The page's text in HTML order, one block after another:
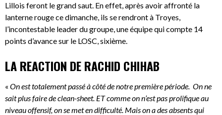
Lillois feront le grand saut. En effet, après avoir affronté la
lanterne rouge ce dimanche, ils se rendront à Troyes,
l’incontestable leader du groupe, une équipe qui compte 14
points d’avance sur le LOSC, sixième.
LA REACTION DE RACHID CHIHAB
« On est totalement passé à côté de notre première période. On ne
sait plus faire de clean-sheet. ET comme on n’est pas prolifique au
niveau offensif, on se met en difficulté. Mais on a des absents qui